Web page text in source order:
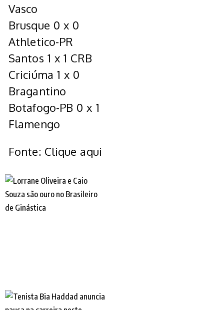
Vasco
Brusque 0 x 0
Athletico-PR
Santos 1 x 1 CRB
Criciúma 1 x 0
Bragantino
Botafogo-PB 0 x 1
Flamengo
Fonte: Clique aqui